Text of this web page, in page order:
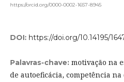
https://orcid.org/0000-0002-1657-8945
DOI: https://doi.org/10.14195/
Palavras-chave: motivação na
de autoeficácia, competência na